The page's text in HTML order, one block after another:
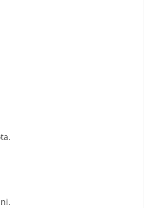
je 5 z 5 hvězdiček.
je 5 z 5 hvězdiček.
je 5 z 5 hvězdiček.